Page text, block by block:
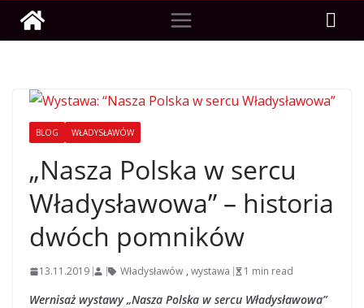
BLOG WŁADYSŁAWÓW
„Nasza Polska w sercu
Władysławowa” – historia
dwóch pomników
13.11.2019 Władysławów , wystawa 1 min read
Wernisaż wystawy „Nasza Polska w sercu Władysławowa”